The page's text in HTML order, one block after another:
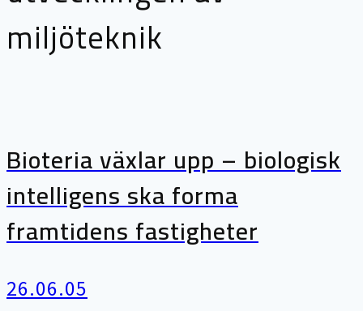
miljöteknik
Bioteria växlar upp – biologisk
intelligens ska forma
framtidens fastigheter
26.06.05